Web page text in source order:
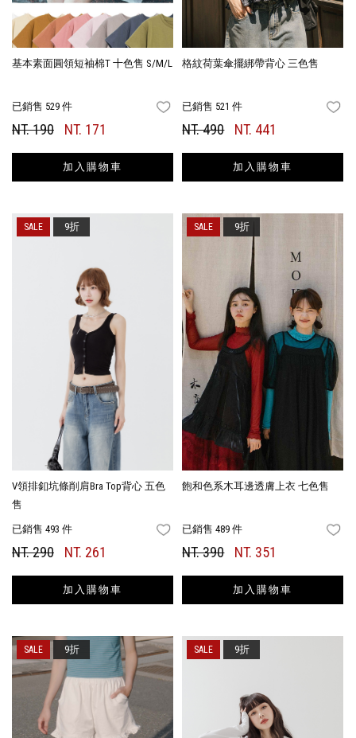
基本素面圓領短袖棉T 十色售 S/M/L
已銷售 529 件 FAVORITES
NT. 190 NT. 171
加入購物車
格紋荷葉傘擺綁帶背心 三色售
已銷售 521 件
NT. 490 NT. 441
加入購物車
V領排釦坑條削肩Bra Top背心 五色
售
已銷售 493 件 FAVORITES
NT. 290 NT. 261
加入購物車
9折
飽和色系木耳邊透膚上衣 七色售
已銷售 489 件
NT. 390 NT. 351
加入購物車
9折
9折 9折